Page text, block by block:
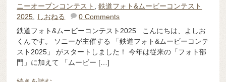
ニーオープンコンテスト
,鉄道フォト&ムービーコンテスト
2025
しおねる
0 Comments
鉄道フォト&ムービーコンテスト2025 こんにちは、よしお
くんです。 ソニーが主催する 「鉄道フォト&ムービーコンテ
スト2025」 がスタートしました！ 今年は従来の「フォト部
門」に加えて 「ムービー […]